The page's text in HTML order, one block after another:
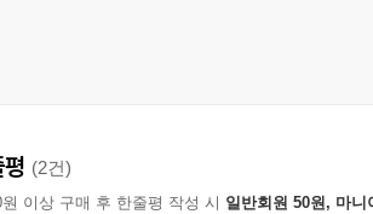
(2건)
원 이상 구매 후 한줄평 작성 시 일반회원 50원, 마니